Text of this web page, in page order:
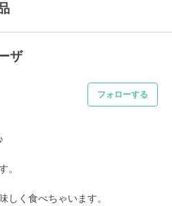
ザ
フォローする
。
しく食べちゃいます。